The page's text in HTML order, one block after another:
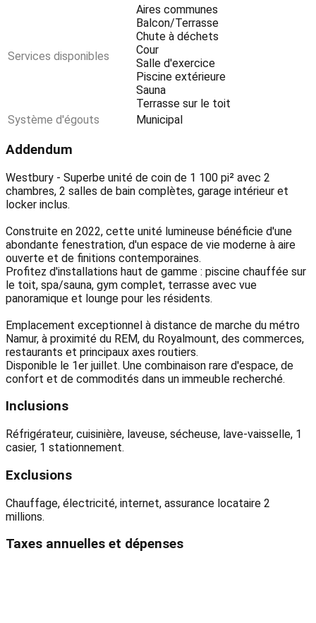
Services disponibles
Aires communes
Balcon/Terrasse
Chute à déchets
Cour
Salle d'exercice
Piscine extérieure
Sauna
Terrasse sur le toit
Système d'égouts
Municipal
Addendum
Westbury - Superbe unité de coin de 1 100 pi² avec 2
chambres, 2 salles de bain complètes, garage intérieur et
locker inclus.
Construite en 2022, cette unité lumineuse bénéficie d'une
abondante fenestration, d'un espace de vie moderne à aire
ouverte et de finitions contemporaines.
Profitez d'installations haut de gamme : piscine chauffée sur
le toit, spa/sauna, gym complet, terrasse avec vue
panoramique et lounge pour les résidents.
Emplacement exceptionnel à distance de marche du métro
Namur, à proximité du REM, du Royalmount, des commerces,
restaurants et principaux axes routiers.
Disponible le 1er juillet. Une combinaison rare d'espace, de
confort et de commodités dans un immeuble recherché.
Inclusions
Réfrigérateur, cuisinière, laveuse, sécheuse, lave-vaisselle, 1
casier, 1 stationnement.
Exclusions
Chauffage, électricité, internet, assurance locataire 2
millions.
Taxes annuelles et dépenses